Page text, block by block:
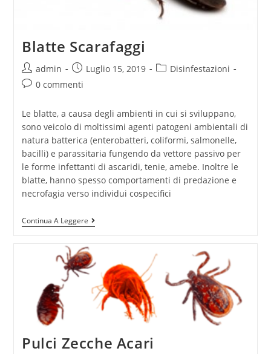
Blatte Scarafaggi
admin Luglio 15, 2019
Disinfestazioni
0 commenti
Le blatte, a causa degli ambienti in cui si sviluppano,
sono veicolo di moltissimi agenti patogeni ambientali di
natura batterica (enterobatteri, coliformi, salmonelle,
bacilli) e parassitaria fungendo da vettore passivo per
le forme infettanti di ascaridi, tenie, amebe. Inoltre le
blatte, hanno spesso comportamenti di predazione e
necrofagia verso individui cospecifici
Continua A Leggere
Pulci Zecche Acari